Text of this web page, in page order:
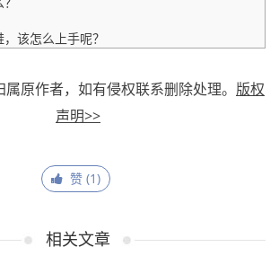
该怎么上手呢？
属原作者，如有侵权联系删除处理。 版权
声明>>
赞 (1)
相关文章